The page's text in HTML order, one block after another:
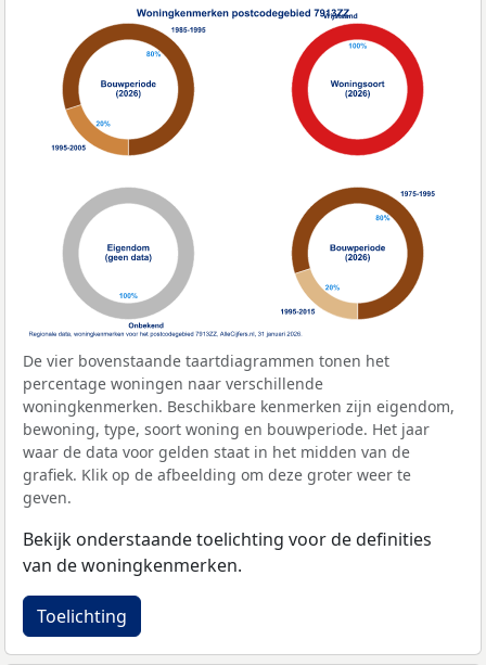
De vier bovenstaande taartdiagrammen tonen het
percentage woningen naar verschillende
woningkenmerken. Beschikbare kenmerken zijn eigendom,
bewoning, type, soort woning en bouwperiode. Het jaar
waar de data voor gelden staat in het midden van de
grafiek. Klik op de afbeelding om deze groter weer te
geven.
Bekijk onderstaande toelichting voor de definities
van de woningkenmerken.
Toelichting